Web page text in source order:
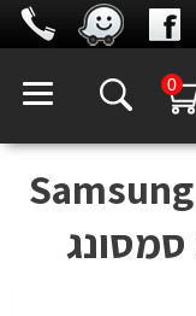
0
‏החלפת שקע טעינה Samsung